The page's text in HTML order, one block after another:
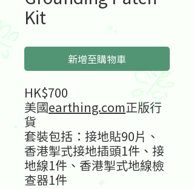
Kit
新增至購物車
HK$700
美國earthing.com正版行
貨
套裝包括：接地貼90片、
⾹港掣式接地插頭1件、接
地線1件、⾹港掣式地線檢
查器1件